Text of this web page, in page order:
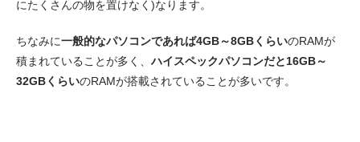
にたくさんの物を置けなく)なります。
ちなみに一般的なパソコンであれば4GB～8GBくらいのRAMが
積まれていることが多く、ハイスペックパソコンだと16GB～
32GBくらいのRAMが搭載されていることが多いです。